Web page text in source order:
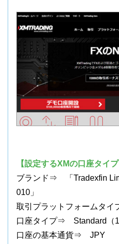
【設定するXMの口座タイプ
ブランド⇒ 「Tradexfin
010」
取引プラットフォームタ
口座タイプ⇒ Standard（1
口座の基本通貨⇒ JPY